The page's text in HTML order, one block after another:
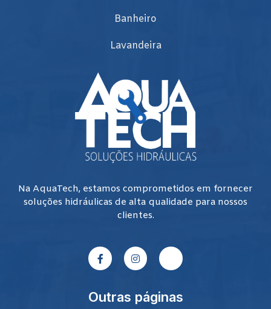
Banheiro
Lavandeira
Na AquaTech, estamos comprometidos em fornecer
soluções hidráulicas de alta qualidade para nossos
clientes.
Outras páginas